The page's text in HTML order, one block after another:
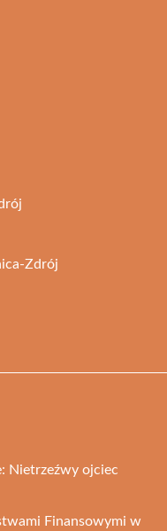
Zdrój
Nietrzeźwy ojciec
Finansowymi w